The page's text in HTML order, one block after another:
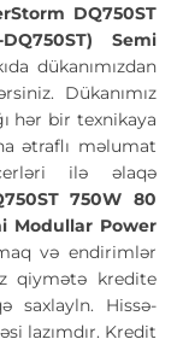
DQ750ST
Semi
dükanımızdan
Dükanımız
hər bir texnikaya
ətraflı məlumat
ilə əlaqə
750W 80
Modullar Power
və endirimlər
qiymətə kredite
saxlayln. Hissə-
lazımdır. Kredit